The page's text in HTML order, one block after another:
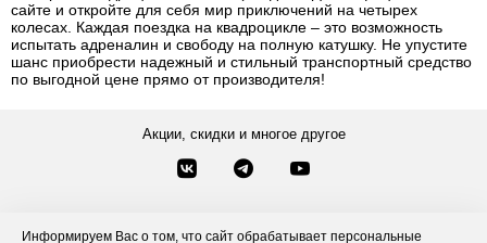
Информируем Вас о том, что сайт обрабатывает персональные
сайте и откройте для себя мир приключений на четырех
колесах. Каждая поездка на квадроцикле – это возможность
испытать адреналин и свободу на полную катушку. Не упустите
шанс приобрести надежный и стильный транспортный средство
по выгодной цене прямо от производителя!
Акции, скидки и многое другое